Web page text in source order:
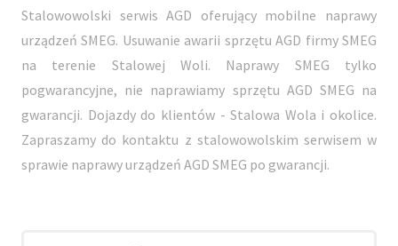
Stalowowolski serwis AGD oferujący mobilne naprawy
urządzeń SMEG. Usuwanie awarii sprzętu AGD firmy SMEG
na terenie Stalowej Woli. Naprawy SMEG tylko
pogwarancyjne, nie naprawiamy sprzętu AGD SMEG na
gwarancji. Dojazdy do klientów - Stalowa Wola i okolice.
Zapraszamy do kontaktu z stalowowolskim serwisem w
sprawie naprawy urządzeń AGD SMEG po gwarancji.